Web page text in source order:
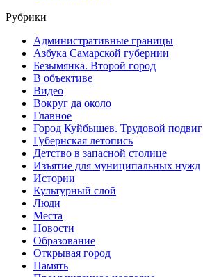
Рубрики
Административные границы
Азбука Самарской губернии
Безымянка. Второй город
В объективе
Видео
Вокруг да около
Главное
Город Куйбышев. Трудовой подвиг
Губернская летопись
Детство в запасной столице
Изъятие для муниципальных нужд
Истории
Культурный слой
Люди
Места
Новости
Образование
Открывая город
Память